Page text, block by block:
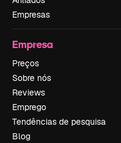
Empresas
Empresa
Preços
Sobre nós
Reviews
Emprego
Tendências de pesquisa
Blog